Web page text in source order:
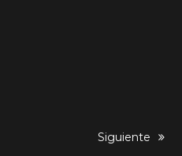
next
Siguiente